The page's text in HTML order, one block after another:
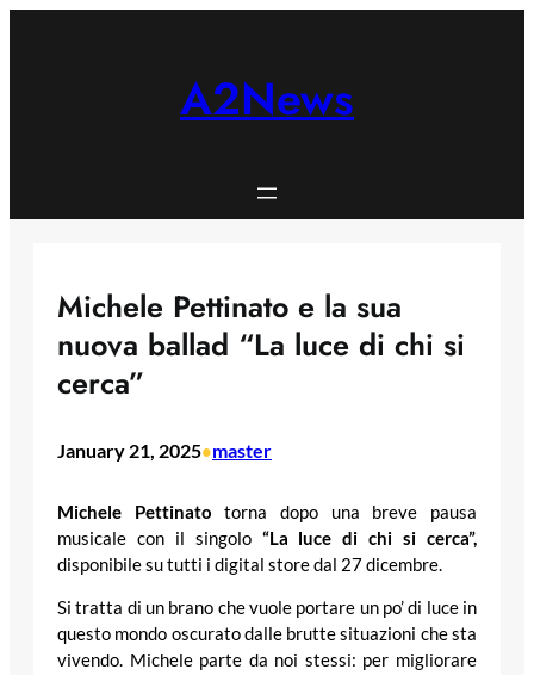
A2News
Michele Pettinato e la sua
nuova ballad “La luce di chi si
cerca”
January 21, 2025•master
Michele Pettinato torna dopo una breve pausa
musicale con il singolo “La luce di chi si cerca”,
disponibile su tutti i digital store dal 27 dicembre.
Si tratta di un brano che vuole portare un po’ di luce in
questo mondo oscurato dalle brutte situazioni che sta
vivendo. Michele parte da noi stessi: per migliorare